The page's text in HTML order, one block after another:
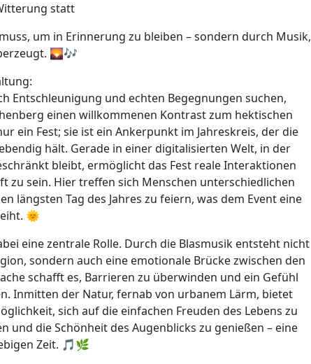
statt
um in Erinnerung zu bleiben – sondern durch Musik,
🌄🎶
Entschleunigung und echten Begegnungen suchen,
einen willkommenen Kontrast zum hektischen
ein Fest; sie ist ein Ankerpunkt im Jahreskreis, der die
hält. Gerade in einer digitalisierten Welt, in der
bleibt, ermöglicht das Fest reale Interaktionen
zu sein. Hier treffen sich Menschen unterschiedlichen
längsten Tag des Jahres zu feiern, was dem Event eine
🌞
eine zentrale Rolle. Durch die Blasmusik entsteht nicht
sondern auch eine emotionale Brücke zwischen den
schafft es, Barrieren zu überwinden und ein Gefühl
Inmitten der Natur, fernab von urbanem Lärm, bietet
sich auf die einfachen Freuden des Lebens zu
und die Schönheit des Augenblicks zu genießen – eine
Zeit. 🎵🌿